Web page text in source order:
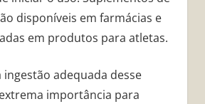
disponíveis em farmácias e
em produtos para atletas.
adequada desse
importância para